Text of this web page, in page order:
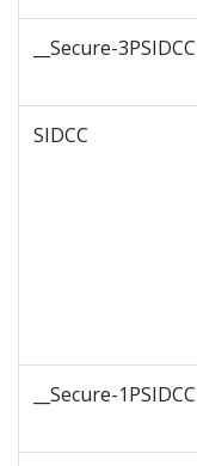
__Secure-3PSIDCC
SIDCC
__Secure-1PSIDCC